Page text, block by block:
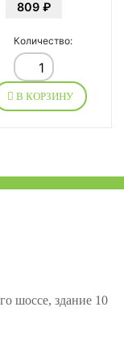
809 ₽
Количество:
В КОРЗИНУ
шоссе, здание 10